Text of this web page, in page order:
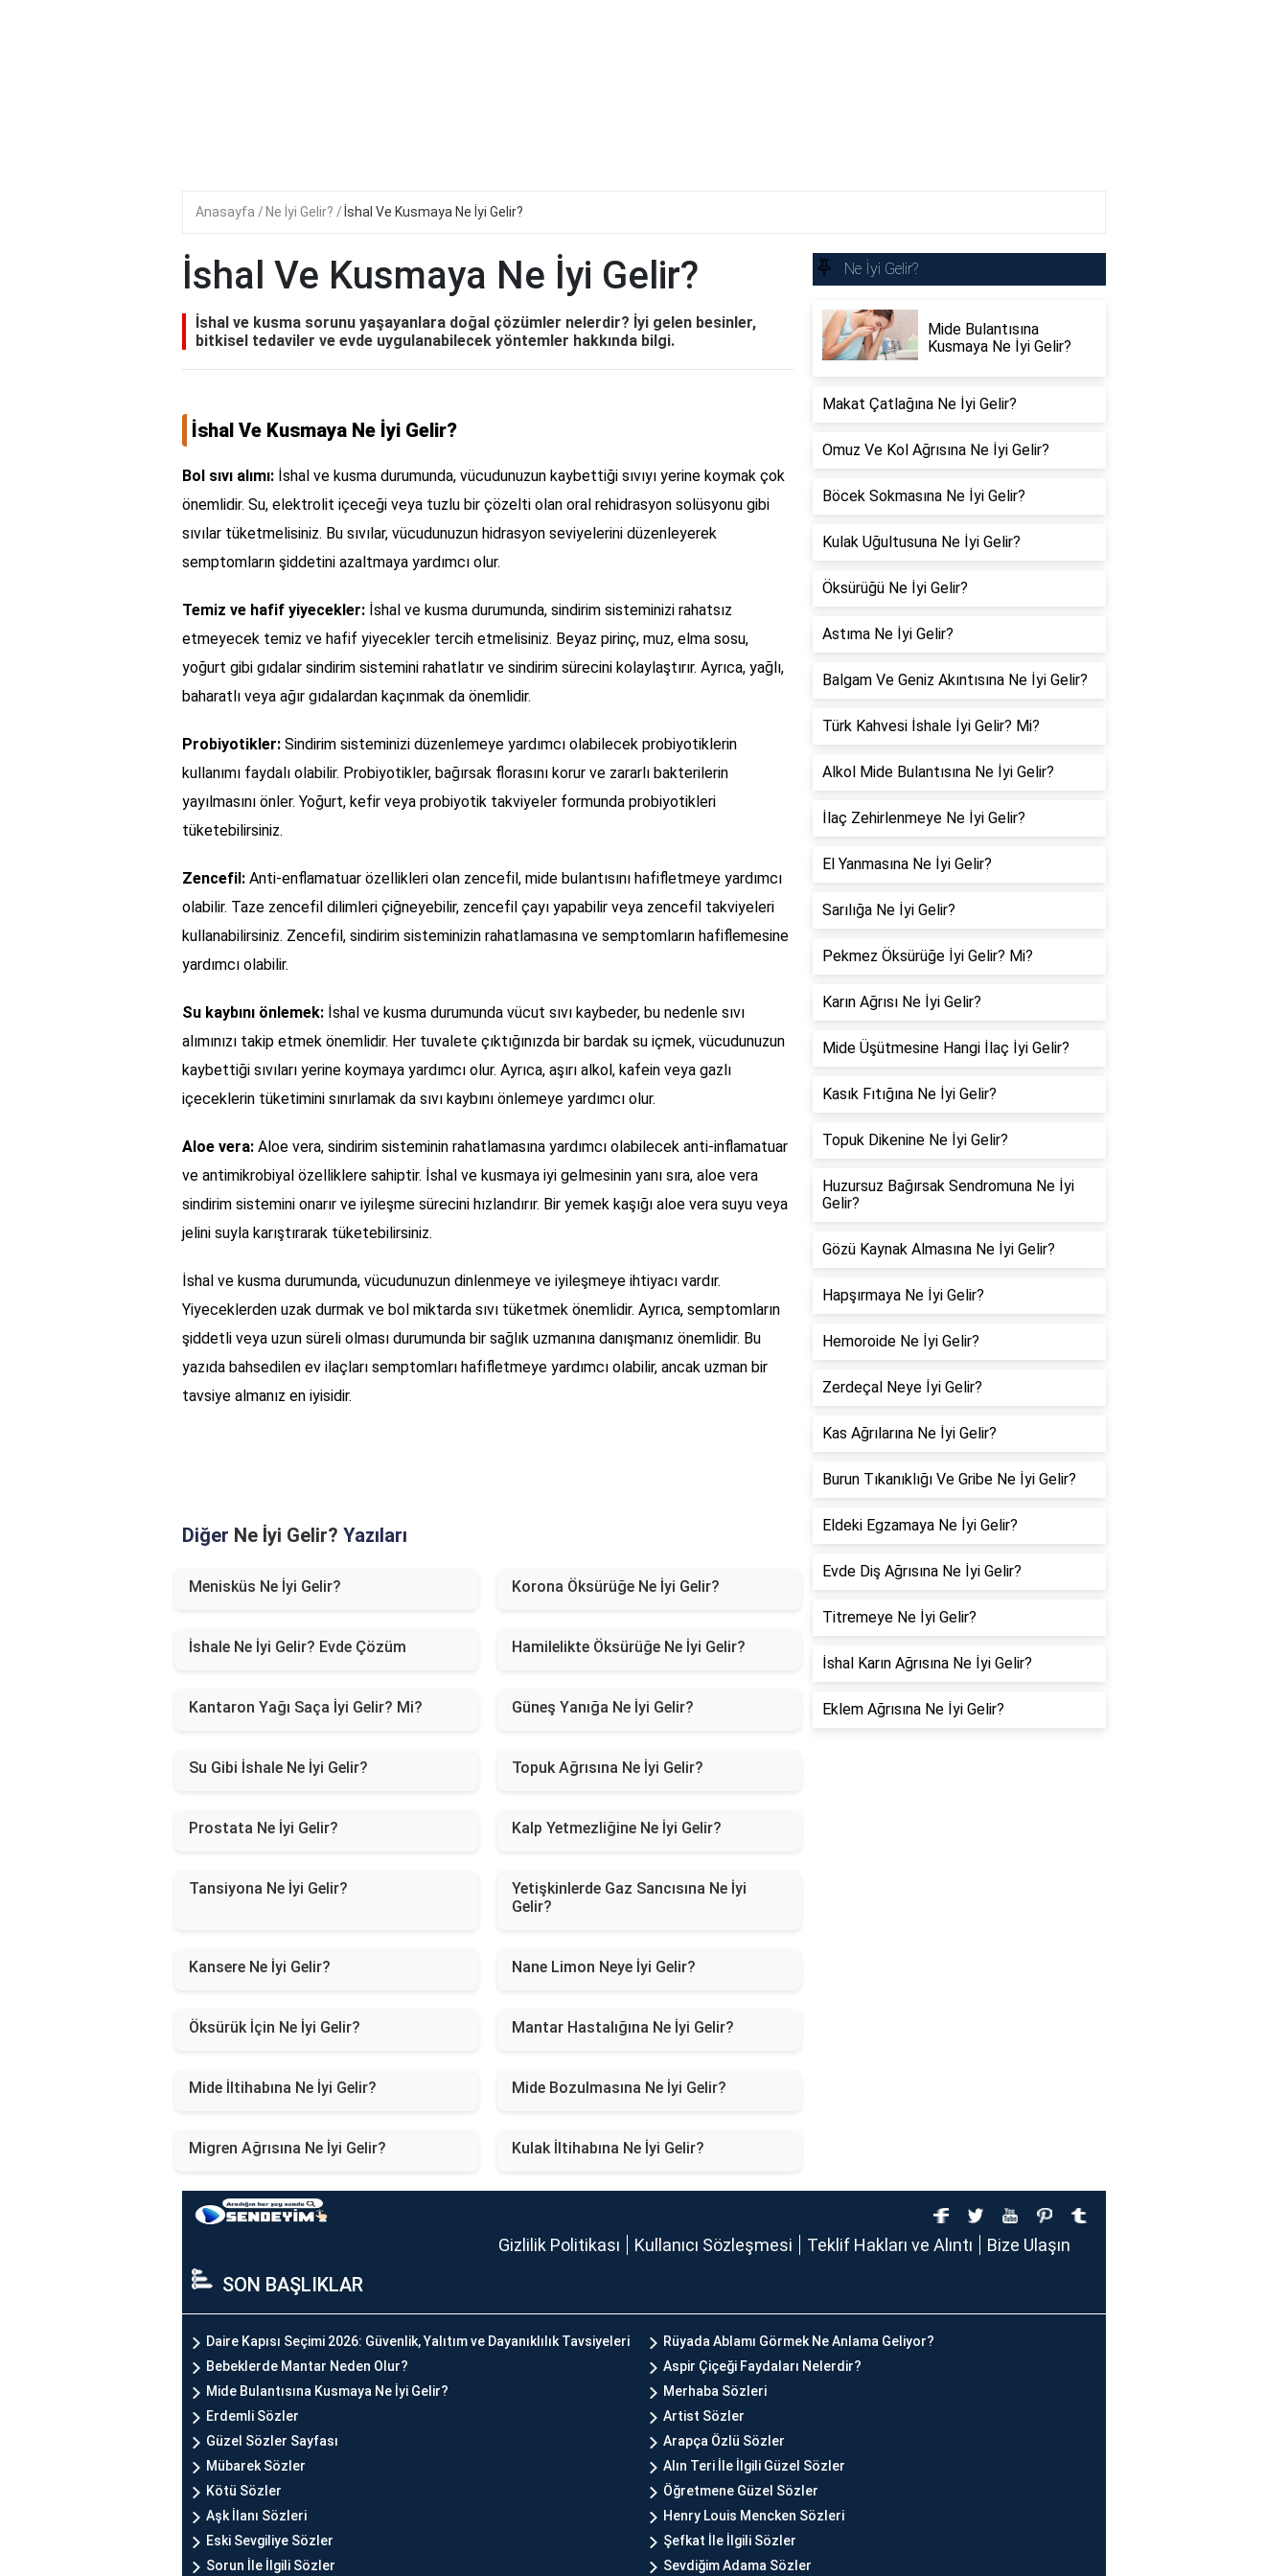
Anasayfa Ne İyi Gelir? İshal Ve Kusmaya Ne İyi Gelir?
İshal Ve Kusmaya Ne İyi Gelir?
İshal ve kusma sorunu yaşayanlara doğal çözümler nelerdir? İyi gelen besinler,
bitkisel tedaviler ve evde uygulanabilecek yöntemler hakkında bilgi.
İshal Ve Kusmaya Ne İyi Gelir?
Bol sıvı alımı: İshal ve kusma durumunda, vücudunuzun kaybettiği sıvıyı yerine koymak çok
önemlidir. Su, elektrolit içeceği veya tuzlu bir çözelti olan oral rehidrasyon solüsyonu gibi
sıvılar tüketmelisiniz. Bu sıvılar, vücudunuzun hidrasyon seviyelerini düzenleyerek
semptomların şiddetini azaltmaya yardımcı olur.
Temiz ve hafif yiyecekler: İshal ve kusma durumunda, sindirim sisteminizi rahatsız
etmeyecek temiz ve hafif yiyecekler tercih etmelisiniz. Beyaz pirinç, muz, elma sosu,
yoğurt gibi gıdalar sindirim sistemini rahatlatır ve sindirim sürecini kolaylaştırır. Ayrıca, yağlı,
baharatlı veya ağır gıdalardan kaçınmak da önemlidir.
Probiyotikler: Sindirim sisteminizi düzenlemeye yardımcı olabilecek probiyotiklerin
kullanımı faydalı olabilir. Probiyotikler, bağırsak florasını korur ve zararlı bakterilerin
yayılmasını önler. Yoğurt, kefir veya probiyotik takviyeler formunda probiyotikleri
tüketebilirsiniz.
Zencefil: Anti-enflamatuar özellikleri olan zencefil, mide bulantısını hafifletmeye yardımcı
olabilir. Taze zencefil dilimleri çiğneyebilir, zencefil çayı yapabilir veya zencefil takviyeleri
kullanabilirsiniz. Zencefil, sindirim sisteminizin rahatlamasına ve semptomların hafiflemesine
yardımcı olabilir.
Su kaybını önlemek: İshal ve kusma durumunda vücut sıvı kaybeder, bu nedenle sıvı
alımınızı takip etmek önemlidir. Her tuvalete çıktığınızda bir bardak su içmek, vücudunuzun
kaybettiği sıvıları yerine koymaya yardımcı olur. Ayrıca, aşırı alkol, kafein veya gazlı
içeceklerin tüketimini sınırlamak da sıvı kaybını önlemeye yardımcı olur.
Aloe vera: Aloe vera, sindirim sisteminin rahatlamasına yardımcı olabilecek anti-inflamatuar
ve antimikrobiyal özelliklere sahiptir. İshal ve kusmaya iyi gelmesinin yanı sıra, aloe vera
sindirim sistemini onarır ve iyileşme sürecini hızlandırır. Bir yemek kaşığı aloe vera suyu veya
jelini suyla karıştırarak tüketebilirsiniz.
İshal ve kusma durumunda, vücudunuzun dinlenmeye ve iyileşmeye ihtiyacı vardır.
Yiyeceklerden uzak durmak ve bol miktarda sıvı tüketmek önemlidir. Ayrıca, semptomların
şiddetli veya uzun süreli olması durumunda bir sağlık uzmanına danışmanız önemlidir. Bu
yazıda bahsedilen ev ilaçları semptomları hafifletmeye yardımcı olabilir, ancak uzman bir
tavsiye almanız en iyisidir.
Diğer Ne İyi Gelir? Yazıları
Menisküs Ne İyi Gelir? Korona Öksürüğe Ne İyi Gelir?
İshale Ne İyi Gelir? Evde Çözüm Hamilelikte Öksürüğe Ne İyi Gelir?
Kantaron Yağı Saça İyi Gelir? Mi? Güneş Yanığa Ne İyi Gelir?
Su Gibi İshale Ne İyi Gelir? Topuk Ağrısına Ne İyi Gelir?
Prostata Ne İyi Gelir? Kalp Yetmezliğine Ne İyi Gelir?
Tansiyona Ne İyi Gelir?
Yetişkinlerde Gaz Sancısına Ne İyi
Gelir?
Kansere Ne İyi Gelir? Nane Limon Neye İyi Gelir?
Öksürük İçin Ne İyi Gelir? Mantar Hastalığına Ne İyi Gelir?
Mide İltihabına Ne İyi Gelir? Mide Bozulmasına Ne İyi Gelir?
Migren Ağrısına Ne İyi Gelir? Kulak İltihabına Ne İyi Gelir?
Ne İyi Gelir?
Mide Bulantısına
Kusmaya Ne İyi Gelir?
Makat Çatlağına Ne İyi Gelir?
Omuz Ve Kol Ağrısına Ne İyi Gelir?
Böcek Sokmasına Ne İyi Gelir?
Kulak Uğultusuna Ne İyi Gelir?
Öksürüğü Ne İyi Gelir?
Astıma Ne İyi Gelir?
Balgam Ve Geniz Akıntısına Ne İyi Gelir?
Türk Kahvesi İshale İyi Gelir? Mi?
Alkol Mide Bulantısına Ne İyi Gelir?
İlaç Zehirlenmeye Ne İyi Gelir?
El Yanmasına Ne İyi Gelir?
Sarılığa Ne İyi Gelir?
Pekmez Öksürüğe İyi Gelir? Mi?
Karın Ağrısı Ne İyi Gelir?
Mide Üşütmesine Hangi İlaç İyi Gelir?
Kasık Fıtığına Ne İyi Gelir?
Topuk Dikenine Ne İyi Gelir?
Huzursuz Bağırsak Sendromuna Ne İyi
Gelir?
Gözü Kaynak Almasına Ne İyi Gelir?
Hapşırmaya Ne İyi Gelir?
Hemoroide Ne İyi Gelir?
Zerdeçal Neye İyi Gelir?
Kas Ağrılarına Ne İyi Gelir?
Burun Tıkanıklığı Ve Gribe Ne İyi Gelir?
Eldeki Egzamaya Ne İyi Gelir?
Evde Diş Ağrısına Ne İyi Gelir?
Titremeye Ne İyi Gelir?
İshal Karın Ağrısına Ne İyi Gelir?
Eklem Ağrısına Ne İyi Gelir?
Gizlilik Politikası Kullanıcı Sözleşmesi Teklif Hakları ve Alıntı Bize Ulaşın
SON BAŞLIKLAR
Daire Kapısı Seçimi 2026: Güvenlik, Yalıtım ve Dayanıklılık Tavsiyeleri
Rüyada Ablamı Görmek Ne Anlama Geliyor?
Bebeklerde Mantar Neden Olur?
Aspir Çiçeği Faydaları Nelerdir?
Mide Bulantısına Kusmaya Ne İyi Gelir?
Merhaba Sözleri
Erdemli Sözler
Artist Sözler
Güzel Sözler Sayfası
Arapça Özlü Sözler
Mübarek Sözler
Alın Teri İle İlgili Güzel Sözler
Kötü Sözler
Öğretmene Güzel Sözler
Aşk İlanı Sözleri
Henry Louis Mencken Sözleri
Eski Sevgiliye Sözler
Şefkat İle İlgili Sözler
Sorun İle İlgili Sözler
Sevdiğim Adama Sözler